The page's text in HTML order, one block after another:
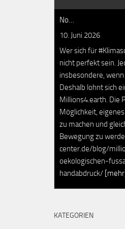
No…
10. Juni 2026
Wer sich für
nicht perfekt sein.
insbesondere,
Deshalb lohnt sich
Millions4.earth. Die
Möglichkeit,
zu machen und
Bewegung zu
center.de/blog/
oekologischen-
handabdruck/
KATEGORIEN